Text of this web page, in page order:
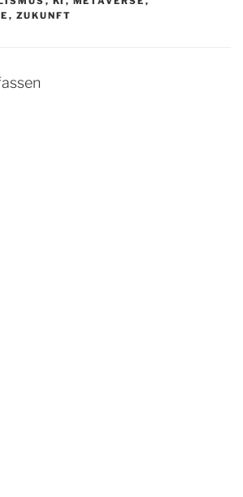
, ZUKUNFT